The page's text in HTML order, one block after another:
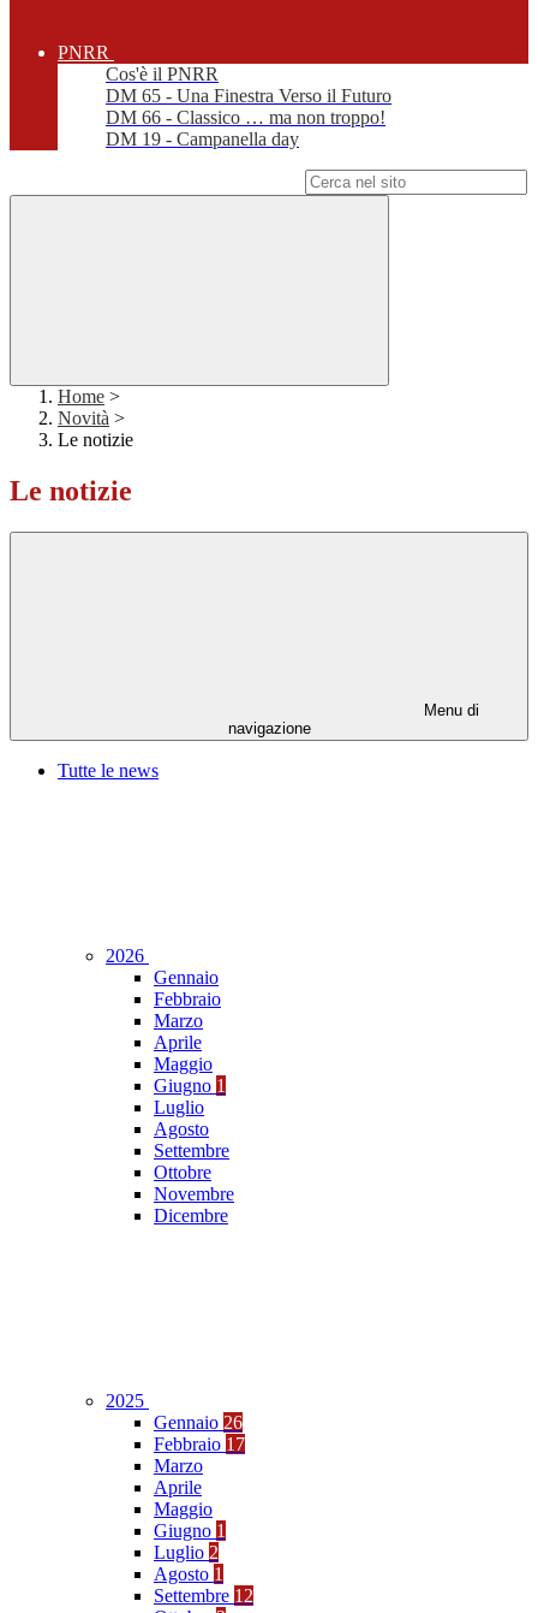
PNRR
Cos'è il PNRR
DM 65 - Una Finestra Verso il Futuro
DM 66 - Classico … ma non troppo!
DM 19 - Campanella day
Home >
Novità >
Le notizie
Le notizie
Menu di
navigazione
Tutte le news
2026
Gennaio
Febbraio
Marzo
Aprile
Maggio
Giugno 1
Luglio
Agosto
Settembre
Ottobre
Novembre
Dicembre
2025
Gennaio 26
Febbraio 17
Marzo
Aprile
Maggio
Giugno 1
Luglio 2
Agosto 1
Settembre 12